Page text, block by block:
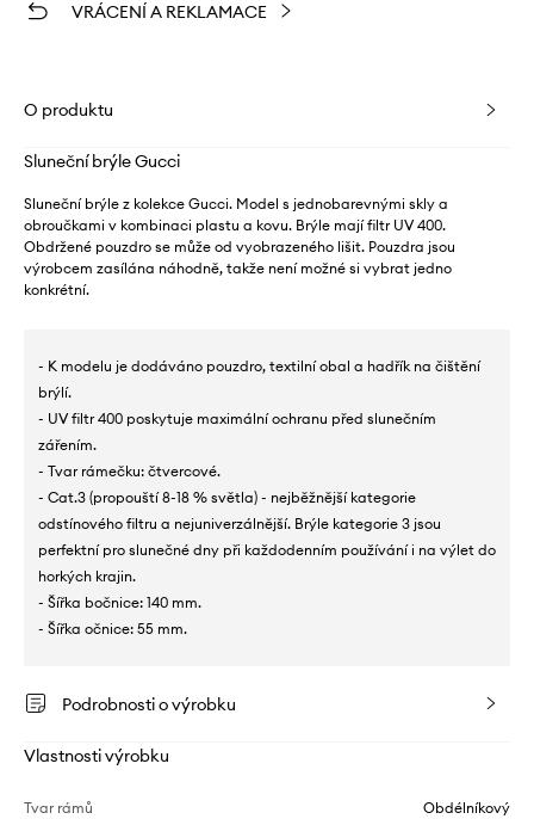
VRÁCENÍ A REKLAMACE
O produktu
Sluneční brýle Gucci
Sluneční brýle z kolekce Gucci. Model s jednobarevnými skly a
obroučkami v kombinaci plastu a kovu. Brýle mají filtr UV 400.
Obdržené pouzdro se může od vyobrazeného lišit. Pouzdra jsou
výrobcem zasílána náhodně, takže není možné si vybrat jedno
konkrétní.
- K modelu je dodáváno pouzdro, textilní obal a hadřík na čištění
brýlí.
- UV filtr 400 poskytuje maximální ochranu před slunečním
zářením.
- Tvar rámečku: čtvercové.
- Cat.3 (propouští 8-18 % světla) - nejběžnější kategorie
odstínového filtru a nejuniverzálnější. Brýle kategorie 3 jsou
perfektní pro slunečné dny při každodenním používání i na výlet do
horkých krajin.
- Šířka bočnice: 140 mm.
- Šířka očnice: 55 mm.
Podrobnosti o výrobku
Vlastnosti výrobku
Tvar rámů Obdélníkový